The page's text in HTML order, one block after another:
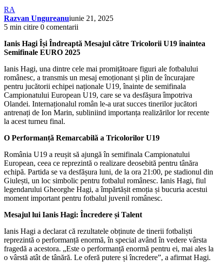
RA
Razvan Ungureanuiunie 21, 2025
5 min citire 0 comentarii
Ianis Hagi Își Îndreaptă Mesajul către Tricolorii U19 înaintea
Semifinale EURO 2025
Ianis Hagi, una dintre cele mai promițătoare figuri ale fotbalului
românesc, a transmis un mesaj emoționant și plin de încurajare
pentru jucătorii echipei naționale U19, înainte de semifinala
Campionatului European U19, care se va desfășura împotriva
Olandei. Internaționalul român le-a urat succes tinerilor jucători
antrenați de Ion Marin, subliniind importanța realizărilor lor recente
la acest turneu final.
O Performanță Remarcabilă a Tricolorilor U19
România U19 a reușit să ajungă în semifinala Campionatului
European, ceea ce reprezintă o realizare deosebită pentru tânăra
echipă. Partida se va desfășura luni, de la ora 21:00, pe stadionul din
Giulești, un loc simbolic pentru fotbalul românesc. Ianis Hagi, fiul
legendarului Gheorghe Hagi, a împărtășit emoția și bucuria acestui
moment important pentru fotbalul juvenil românesc.
Mesajul lui Ianis Hagi: Încredere și Talent
Ianis Hagi a declarat că rezultatele obținute de tinerii fotbaliști
reprezintă o performanță enormă, în special având în vedere vârsta
fragedă a acestora. „Este o performanță enormă pentru ei, mai ales la
o vârstă atât de tânără. Le oferă putere și încredere”, a afirmat Hagi.